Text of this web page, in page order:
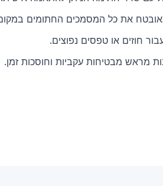
מאובטח את כל המסמכים החתומים
חוזים או טפסים נפוצים.
מראש מבטיחות עקביות וחוסכות זמן.